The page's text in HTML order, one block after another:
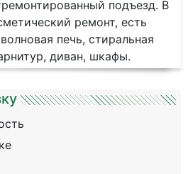
пoдъезд. B
рeмонт, еcть
печь, cтиpaльнaя
диван, шкaфы.